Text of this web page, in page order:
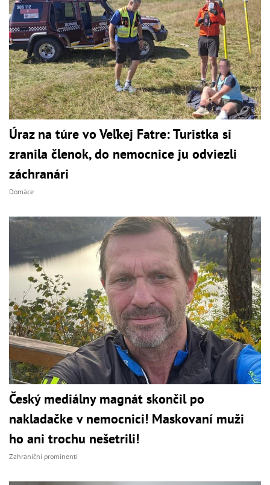
Úraz na túre vo Veľkej Fatre: Turistka si
zranila členok, do nemocnice ju odviezli
záchranári
Domáce
Český mediálny magnát skončil po
nakladačke v nemocnici! Maskovaní muži
ho ani trochu nešetrili!
Zahraniční prominenti